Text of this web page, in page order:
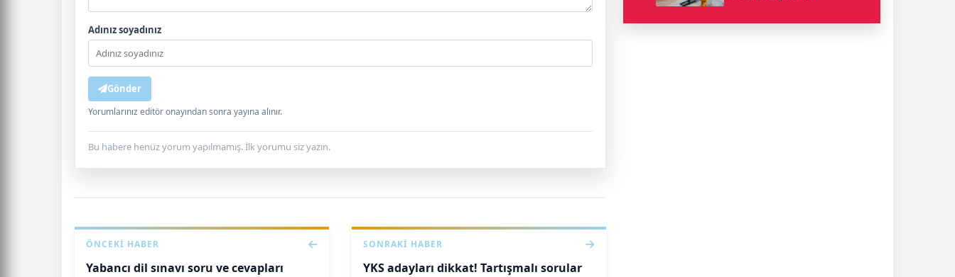
Adınız soyadınız
Gönder
Yorumlarınız editör onayından sonra yayına alınır.
Bu habere henüz yorum yapılmamış. İlk yorumu siz yazın.
ÖNCEKI HABER
Yabancı dil sınavı soru ve cevapları
SONRAKI HABER
YKS adayları dikkat! Tartışmalı sorular